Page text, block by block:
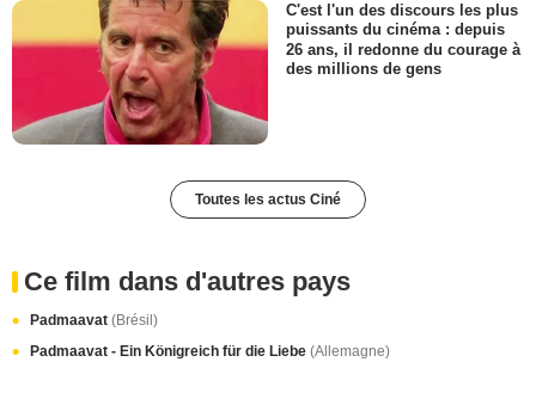
C'est l'un des discours les plus
puissants du cinéma : depuis
26 ans, il redonne du courage à
des millions de gens
Toutes les actus Ciné
Ce film dans d'autres pays
Padmaavat (Brésil)
Padmaavat - Ein Königreich für die Liebe (Allemagne)